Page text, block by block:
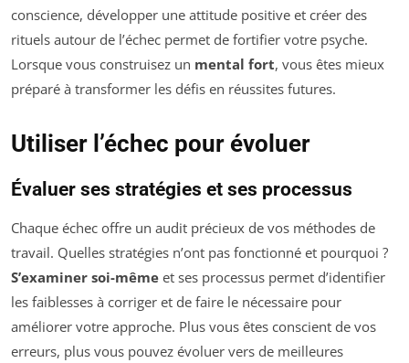
conscience, développer une attitude positive et créer des
rituels autour de l’échec permet de fortifier votre psyche.
Lorsque vous construisez un mental fort, vous êtes mieux
préparé à transformer les défis en réussites futures.
Utiliser l’échec pour évoluer
Évaluer ses stratégies et ses processus
Chaque échec offre un audit précieux de vos méthodes de
travail. Quelles stratégies n’ont pas fonctionné et pourquoi ?
S’examiner soi-même et ses processus permet d’identifier
les faiblesses à corriger et de faire le nécessaire pour
améliorer votre approche. Plus vous êtes conscient de vos
erreurs, plus vous pouvez évoluer vers de meilleures